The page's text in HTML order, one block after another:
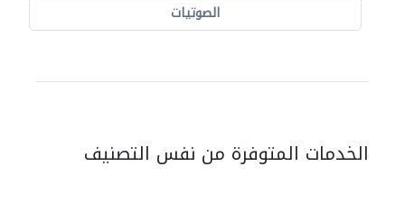
الصوتيات
الخدمات المتوفرة من نفس التصنيف